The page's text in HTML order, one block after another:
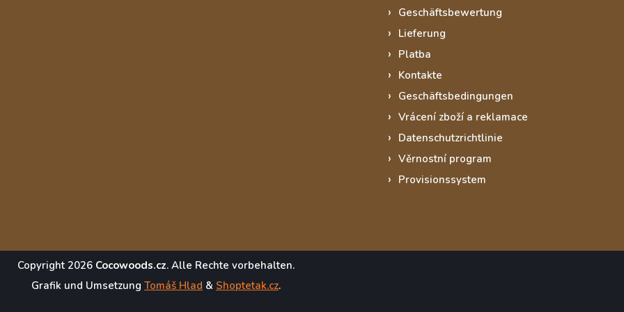
Geschäftsbewertung
Lieferung
Platba
Kontakte
Geschäftsbedingungen
Vrácení zboží a reklamace
Datenschutzrichtlinie
Věrnostní program
Provisionssystem
Copyright 2026 Cocowoods.cz. Alle Rechte vorbehalten.
Grafik und Umsetzung Tomáš Hlad & Shoptetak.cz.